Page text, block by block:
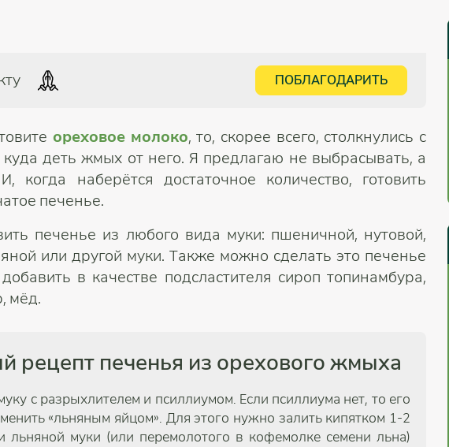
ПОБЛАГОДАРИТЬ
ореховое молоко, то, скорее всего, столкнулись с
деть жмых от него. Я предлагаю не выбрасывать, а
когда наберётся достаточное количество, готовить
печенье.
печенье из любого вида муки: пшеничной, нутовой,
или другой муки. Также можно сделать это печенье
в качестве подсластителя сироп топинамбура,
мёд.
рецепт печенья из орехового жмыха
с разрыхлителем и псиллиумом. Если псиллиума нет, то его
«льняным яйцом». Для этого нужно залить кипятком 1-2
льняной муки (или перемолотого в кофемолке семени льна)